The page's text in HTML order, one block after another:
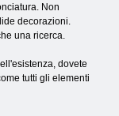
Non
decorazioni.
una ricerca.
dovete
tutti gli elementi